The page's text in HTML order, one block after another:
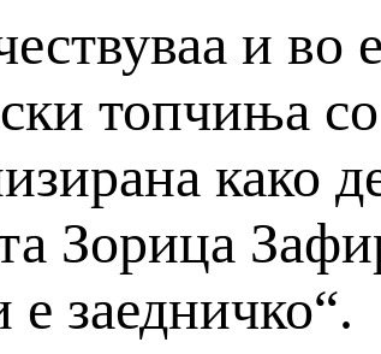
и во
топчиња
како
Зорица
заедничко“.